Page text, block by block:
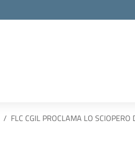
FLC CGIL PROCLAMA LO